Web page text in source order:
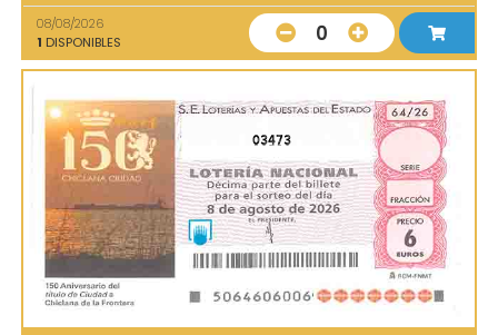
08/08/2026
1 DISPONIBLES 0
03473